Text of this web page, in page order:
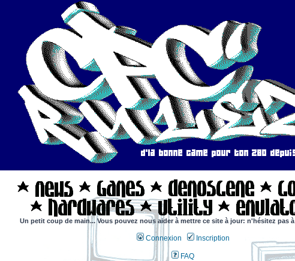
Un petit coup de main... Vous pouvez nous aider à mettre ce site à jour: n'hésitez pas à
Connexion Inscription
FAQ